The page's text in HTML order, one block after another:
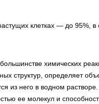
клетках — до 95%,
химических
структур, определяет
из него в водном
ее молекул и